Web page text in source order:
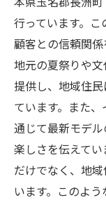
行っています。
顧客との信頼関係
地元の夏祭りや
提供し、地域住
ています。また
通じて最新モデ
楽しさを伝えて
だけでなく、地
います。このよ